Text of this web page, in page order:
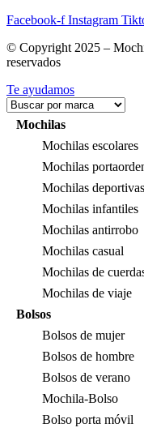
Facebook-f Instagram
© Copyright 2025 –
reservados
Te ayudamos
Mochilas
Mochilas escolares
Mochilas
Mochilas deportivas
Mochilas infantiles
Mochilas antirrobo
Mochilas casual
Mochilas de
Mochilas de viaje
Bolsos
Bolsos de mujer
Bolsos de hombre
Bolsos de verano
Mochila-Bolso
Bolso porta móvil